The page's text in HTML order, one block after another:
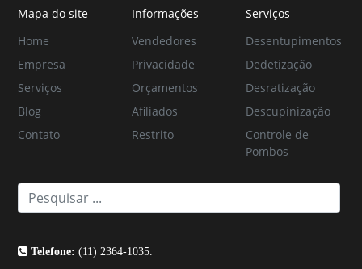
Mapa do site
Home
Empresa
Serviços
Blog
Contato
Informações
Vendedores
Privacidade
Orçamentos
Afiliados
Restrito
Serviços
Desentupimentos
Dedetização
Desratização
Descupinização
Controle de
Pombos
Telefone: (11) 2364-1035.